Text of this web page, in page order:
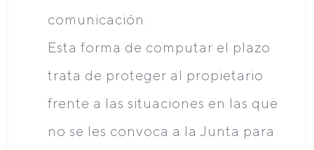
comunicación.
Esta forma de computar el plazo
trata de proteger al propietario
frente a las situaciones en las que
no se les convoca a la Junta para